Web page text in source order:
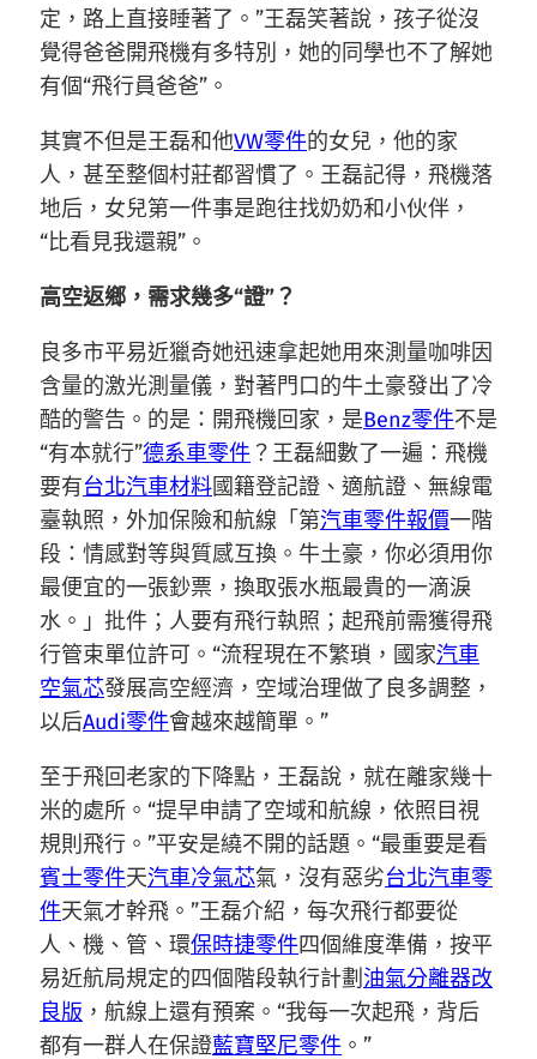
定，路上直接睡著了。”王磊笑著說，孩子從沒
覺得爸爸開飛機有多特別，她的同學也不了解她
有個“飛行員爸爸”。
其實不但是王磊和他VW零件的女兒，他的家
人，甚至整個村莊都習慣了。王磊記得，飛機落
地后，女兒第一件事是跑往找奶奶和小伙伴，
“比看見我還親”。
高空返鄉，需求幾多“證”？
良多市平易近獵奇她迅速拿起她用來測量咖啡因
含量的激光測量儀，對著門口的牛土豪發出了冷
酷的警告。的是：開飛機回家，是Benz零件不是
“有本就行”德系車零件？王磊細數了一遍：飛機
要有台北汽車材料國籍登記證、適航證、無線電
臺執照，外加保險和航線「第汽車零件報價一階
段：情感對等與質感互換。牛土豪，你必須用你
最便宜的一張鈔票，換取張水瓶最貴的一滴淚
水。」批件；人要有飛行執照；起飛前需獲得飛
行管束單位許可。“流程現在不繁瑣，國家汽車
空氣芯發展高空經濟，空域治理做了良多調整，
以后Audi零件會越來越簡單。”
至于飛回老家的下降點，王磊說，就在離家幾十
米的處所。“提早申請了空域和航線，依照目視
規則飛行。”平安是繞不開的話題。“最重要是看
賓士零件天汽車冷氣芯氣，沒有惡劣台北汽車零
件天氣才幹飛。”王磊介紹，每次飛行都要從
人、機、管、環保時捷零件四個維度準備，按平
易近航局規定的四個階段執行計劃 油氣分離器改
良版 ，航線上還有預案。“我每一次起飛，背后
都有一群人在保證藍寶堅尼零件 。”